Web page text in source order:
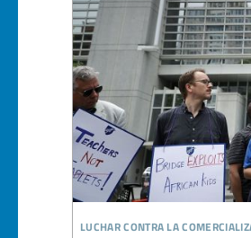
luchar contra la